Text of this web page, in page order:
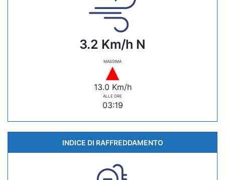
3.2 Km/h N
MASSIMA
13.0 Km/h
ALLE ORE
03:19
INDICE DI RAFFREDDAMENTO